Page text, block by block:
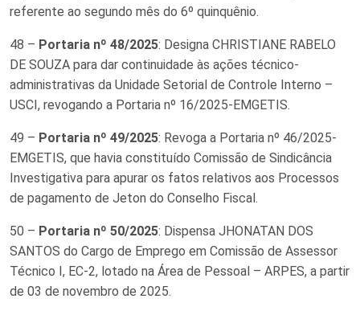
referente ao segundo mês do 6º quinquênio.
48 – Portaria nº 48/2025: Designa CHRISTIANE RABELO
DE SOUZA para dar continuidade às ações técnico-
administrativas da Unidade Setorial de Controle Interno –
USCI, revogando a Portaria nº 16/2025-EMGETIS.
49 – Portaria nº 49/2025: Revoga a Portaria nº 46/2025-
EMGETIS, que havia constituído Comissão de Sindicância
Investigativa para apurar os fatos relativos aos Processos
de pagamento de Jeton do Conselho Fiscal.
50 – Portaria nº 50/2025: Dispensa JHONATAN DOS
SANTOS do Cargo de Emprego em Comissão de Assessor
Técnico I, EC-2, lotado na Área de Pessoal – ARPES, a partir
de 03 de novembro de 2025.